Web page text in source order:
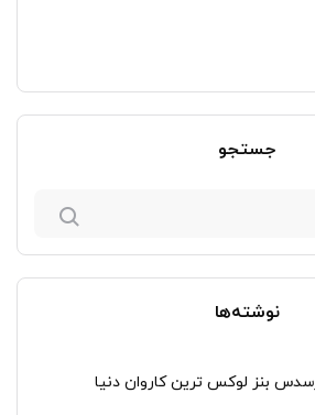
جستجو
نوشته‌ها
بنز لوکس ترین کاروان دنیا